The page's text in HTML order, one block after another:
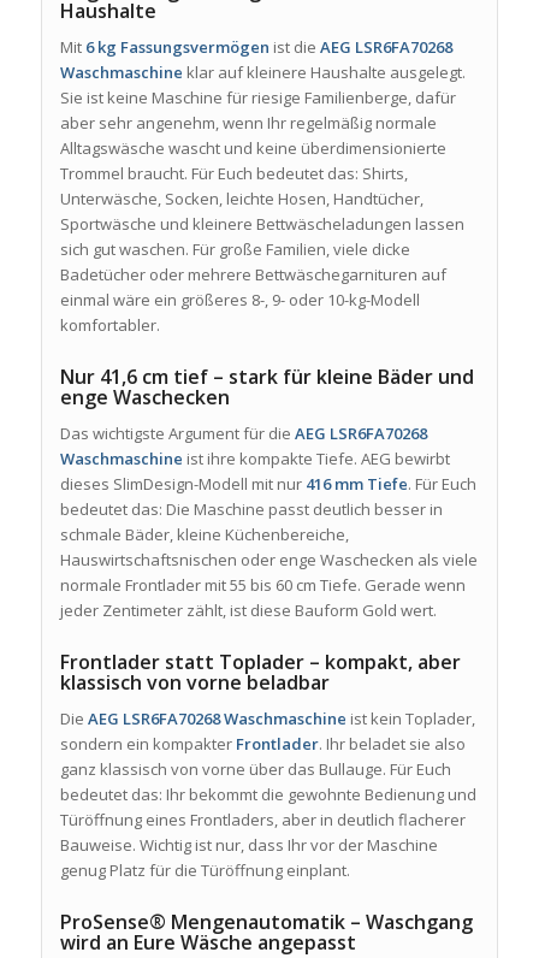
Haushalte
Mit 6 kg Fassungsvermögen ist die AEG LSR6FA70268
Waschmaschine klar auf kleinere Haushalte ausgelegt.
Sie ist keine Maschine für riesige Familienberge, dafür
aber sehr angenehm, wenn Ihr regelmäßig normale
Alltagswäsche wascht und keine überdimensionierte
Trommel braucht. Für Euch bedeutet das: Shirts,
Unterwäsche, Socken, leichte Hosen, Handtücher,
Sportwäsche und kleinere Bettwäscheladungen lassen
sich gut waschen. Für große Familien, viele dicke
Badetücher oder mehrere Bettwäschegarnituren auf
einmal wäre ein größeres 8-, 9- oder 10-kg-Modell
komfortabler.
Nur 41,6 cm tief – stark für kleine Bäder und
enge Waschecken
Das wichtigste Argument für die AEG LSR6FA70268
Waschmaschine ist ihre kompakte Tiefe. AEG bewirbt
dieses SlimDesign-Modell mit nur 416 mm Tiefe. Für Euch
bedeutet das: Die Maschine passt deutlich besser in
schmale Bäder, kleine Küchenbereiche,
Hauswirtschaftsnischen oder enge Waschecken als viele
normale Frontlader mit 55 bis 60 cm Tiefe. Gerade wenn
jeder Zentimeter zählt, ist diese Bauform Gold wert.
Frontlader statt Toplader – kompakt, aber
klassisch von vorne beladbar
Die AEG LSR6FA70268 Waschmaschine ist kein Toplader,
sondern ein kompakter Frontlader. Ihr beladet sie also
ganz klassisch von vorne über das Bullauge. Für Euch
bedeutet das: Ihr bekommt die gewohnte Bedienung und
Türöffnung eines Frontladers, aber in deutlich flacherer
Bauweise. Wichtig ist nur, dass Ihr vor der Maschine
genug Platz für die Türöffnung einplant.
ProSense® Mengenautomatik – Waschgang
wird an Eure Wäsche angepasst